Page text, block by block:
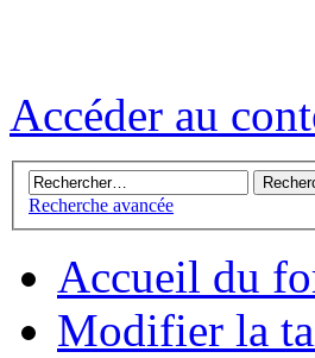
Accéder au
Recherche avancée
Accueil du
Modifier la